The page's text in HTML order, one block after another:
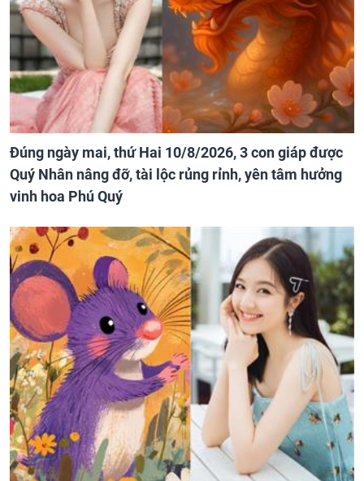
Đúng ngày mai, thứ Hai 10/8/2026, 3 con giáp được
Quý Nhân nâng đỡ, tài lộc rủng rỉnh, yên tâm hưởng
vinh hoa Phú Quý